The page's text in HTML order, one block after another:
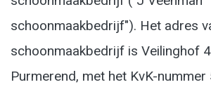
schoonmaakbedrijf"). Het adres
schoonmaakbedrijf is Veilinghof
Purmerend, met het KvK-